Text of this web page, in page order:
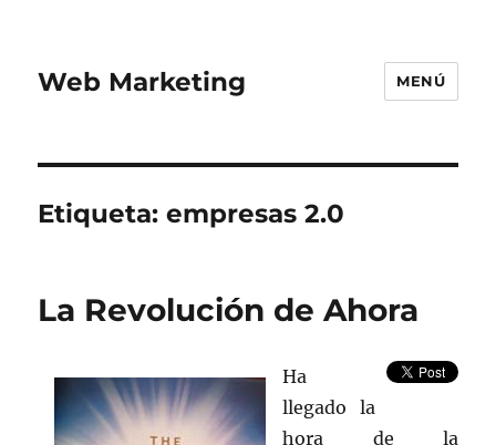
Web Marketing MENÚ
Etiqueta:empresas 2.0
La Revolución de Ahora
Ha
llegado la
hora de la